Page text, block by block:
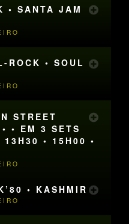
• SANTA JAM
ROCK • SOUL
STREET
• EM 3 SETS
13H30 • 15H00 •
• KASHMIR